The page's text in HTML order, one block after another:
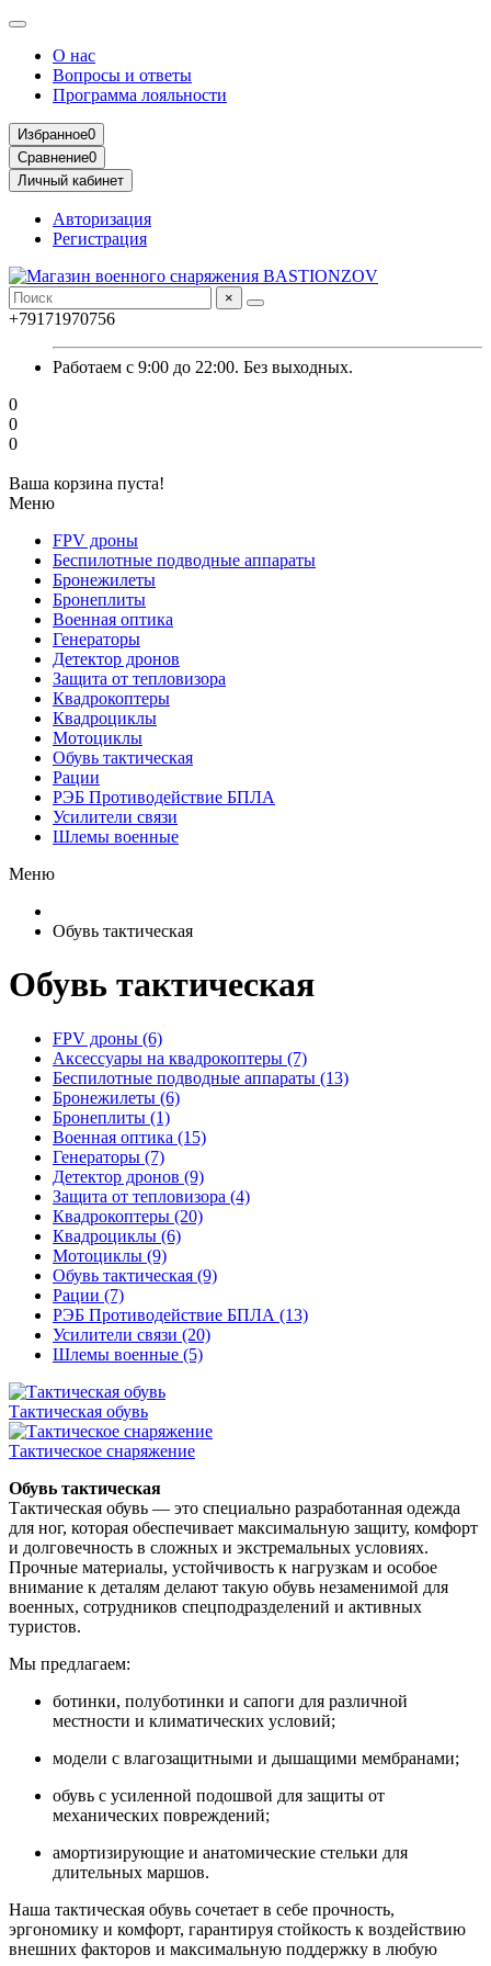
О нас
Вопросы и ответы
Программа лояльности
Избранное0
Сравнение0
Личный кабинет
Авторизация
Регистрация
×
+79171970756
Работаем с 9:00 до 22:00. Без выходных.
0
0
0
Ваша корзина пуста!
Меню
FPV дроны
Беспилотные подводные аппараты
Бронежилеты
Бронеплиты
Военная оптика
Генераторы
Детектор дронов
Защита от тепловизора
Квадрокоптеры
Квадроциклы
Мотоциклы
Обувь тактическая
Рации
РЭБ Противодействие БПЛА
Усилители связи
Шлемы военные
Меню
Обувь тактическая
Обувь тактическая
FPV дроны (6)
Аксессуары на квадрокоптеры (7)
Беспилотные подводные аппараты (13)
Бронежилеты (6)
Бронеплиты (1)
Военная оптика (15)
Генераторы (7)
Детектор дронов (9)
Защита от тепловизора (4)
Квадрокоптеры (20)
Квадроциклы (6)
Мотоциклы (9)
Обувь тактическая (9)
Рации (7)
РЭБ Противодействие БПЛА (13)
Усилители связи (20)
Шлемы военные (5)
Тактическая обувь
Тактическое снаряжение
Обувь тактическая
Тактическая обувь — это специально разработанная одежда
для ног, которая обеспечивает максимальную защиту, комфорт
и долговечность в сложных и экстремальных условиях.
Прочные материалы, устойчивость к нагрузкам и особое
внимание к деталям делают такую обувь незаменимой для
военных, сотрудников спецподразделений и активных
туристов.
Мы предлагаем:
ботинки, полуботинки и сапоги для различной
местности и климатических условий;
модели с влагозащитными и дышащими мембранами;
обувь с усиленной подошвой для защиты от
механических повреждений;
амортизирующие и анатомические стельки для
длительных маршов.
Наша тактическая обувь сочетает в себе прочность,
эргономику и комфорт, гарантируя стойкость к воздействию
внешних факторов и максимальную поддержку в любую